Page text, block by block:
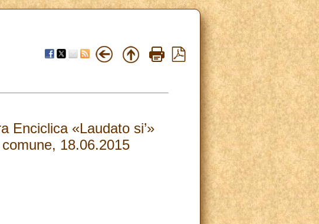
Enciclica «Laudato si’»
18.06.2015